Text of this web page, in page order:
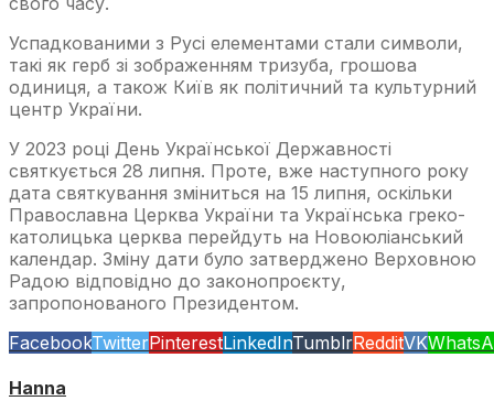
Успадкованими з Русі елементами стали символи,
такі як герб зі зображенням тризуба, грошова
одиниця, а також Київ як політичний та культурний
центр України.
У 2023 році День Української Державності
святкується 28 липня. Проте, вже наступного року
дата святкування зміниться на 15 липня, оскільки
Православна Церква України та Українська греко-
католицька церква перейдуть на Новоюліанський
календар. Зміну дати було затверджено Верховною
Радою відповідно до законопроєкту,
запропонованого Президентом.
FacebookTwitterPinterestLinkedInTumblrRedditVK
Hanna